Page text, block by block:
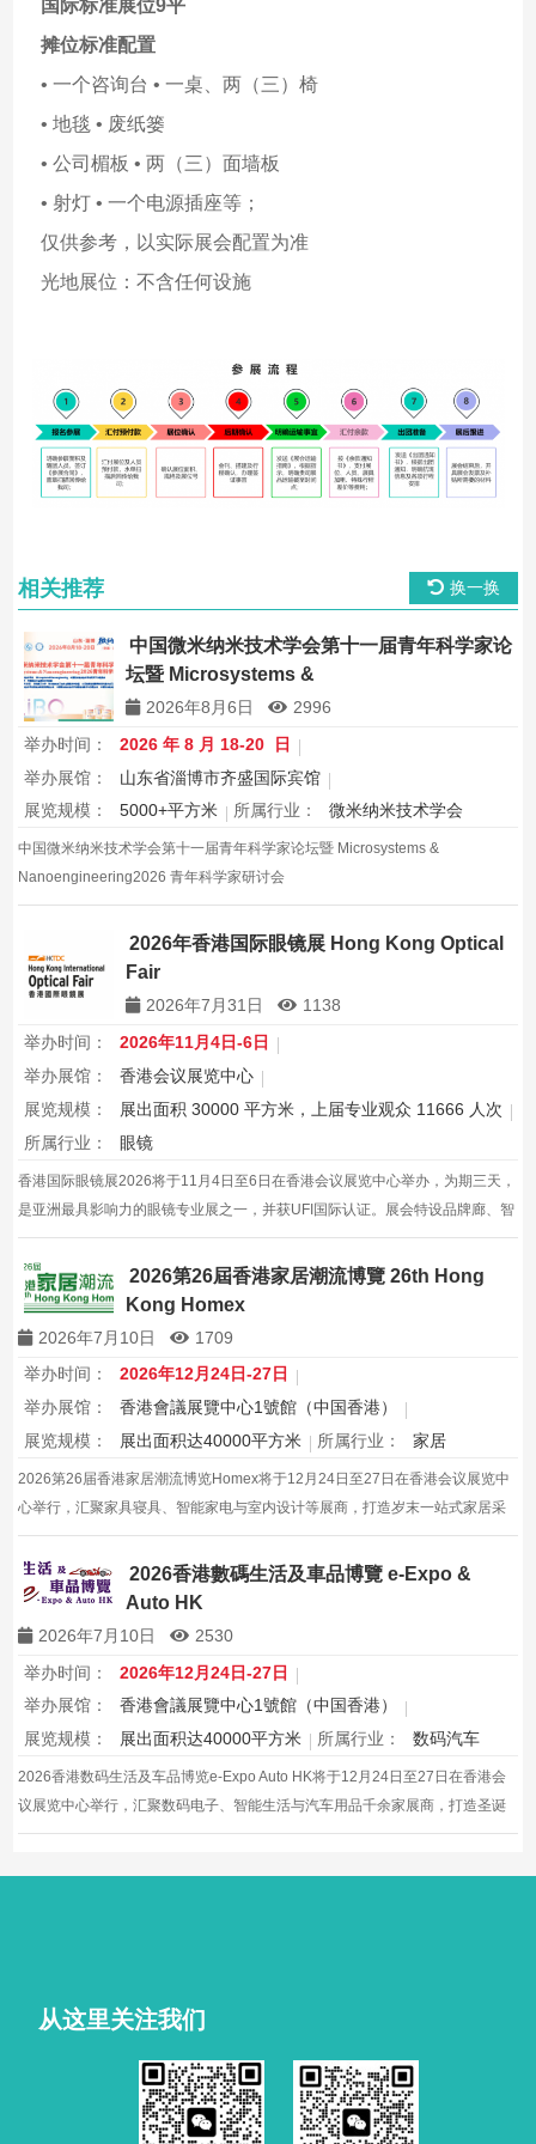
国际标准展位9平
摊位标准配置
• 一个咨询台 • 一桌、两（三）椅
• 地毯 • 废纸篓
• 公司楣板 • 两（三）面墙板
• 射灯 • 一个电源插座等；
仅供参考，以实际展会配置为准
光地展位：不含任何设施
相关推荐 换一换
中国微米纳米技术学会第十一届青年科学家论
坛暨 Microsystems &
Nanoengineering2026 青年科学家研讨会
2026年8月6日
2996
举办时间：
2026 年 8 月 18-20 日
举办展馆：
山东省淄博市齐盛国际宾馆
展览规模：
5000+平方米 所属行业： 微米纳米技术学会
中国微米纳米技术学会第十一届青年科学家论坛暨 Microsystems &
Nanoengineering2026 青年科学家研讨会
2026年香港国际眼镜展 Hong Kong Optical
Fair
2026年7月31日
1138
举办时间：
2026年11月4日-6日
举办展馆：
香港会议展览中心
展览规模：
展出面积 30000 平方米，上届专业观众 11666 人次
所属行业：
眼镜
香港国际眼镜展2026将于11月4日至6日在香港会议展览中心举办，为期三天，
是亚洲最具影响力的眼镜专业展之一，并获UFI国际认证。展会特设品牌廊、智
能眼镜专区与多国展馆，汇聚全球视光产品供应商，并配套眼镜汇演与行业论
坛，为展商与买家创造高效的跨境商贸与合作机…
2026第26屆香港家居潮流博覽 26th Hong
Kong Homex
2026年7月10日
1709
举办时间：
2026年12月24日-27日
举办展馆：
香港會議展覽中心1號館（中国香港）
展览规模：
展出面积达40000平方米 所属行业： 家居
2026第26届香港家居潮流博览Homex将于12月24日至27日在香港会议展览中
心举行，汇聚家具寝具、智能家电与室内设计等展商，打造岁末一站式家居采
购与灵感盛会，欢迎本地家庭与海内外买家入场挑选心仪家居好物，共度温馨
节日购物季，感受设计之美。2026香港數碼生活及車品博覽 e-Expo &
Auto HK
2026年7月10日
2530
举办时间：
2026年12月24日-27日
举办展馆：
香港會議展覽中心1號館（中国香港）
展览规模：
展出面积达40000平方米 所属行业： 数码汽车
2026香港数码生活及车品博览e-Expo Auto HK将于12月24日至27日在香港会
议展览中心举行，汇聚数码电子、智能生活与汽车用品千余家展商，打造圣诞
黄金档科技车品一站式采购盛会，欢迎观众与买家到场体验交流，共赴年度科
从这里关注我们